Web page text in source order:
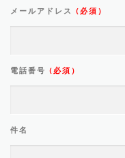
メールアドレス (必須）
電話番号 (必須）
件名